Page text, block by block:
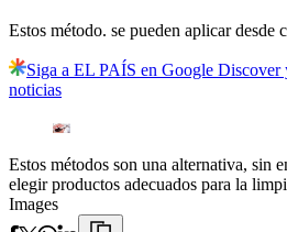
Estos método. se pueden aplicar desde
Siga a EL PAÍS en Google Discover
noticias
Estos métodos son una alternativa, sin
elegir productos adecuados para la
Images